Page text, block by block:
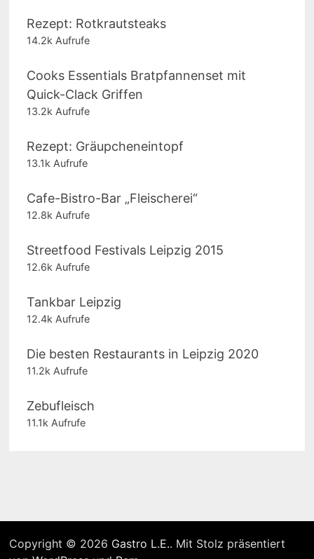
Rezept: Rotkrautsteaks
14.2k Aufrufe
Cooks Essentials Bratpfannenset mit
Quick-Clack Griffen
13.2k Aufrufe
Rezept: Gräupcheneintopf
13.1k Aufrufe
Cafe-Bistro-Bar „Fleischerei“
12.8k Aufrufe
Streetfood Festivals Leipzig 2015
12.6k Aufrufe
Tankbar Leipzig
12.4k Aufrufe
Die besten Restaurants in Leipzig 2020
11.2k Aufrufe
Zebufleisch
11.1k Aufrufe
Copyright © 2026 Gastro L.E.. Mit Stolz präsentiert